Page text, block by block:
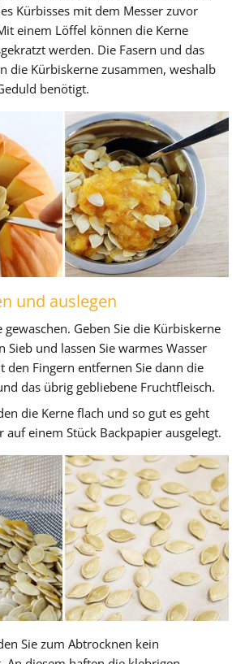
Kürbisses mit dem Messer zuvor
einem Löffel können die Kerne
werden. Die Fasern und das
die Kürbiskerne zusammen, weshalb
benötigt.
und auslegen
Geben Sie die Kürbiskerne
Sieb und lassen Sie warmes Wasser
den Fingern entfernen Sie dann die
das übrig gebliebene Fruchtfleisch.
die Kerne flach und so gut es geht
einem Stück Backpapier ausgelegt.
Sie zum Abtrocknen kein